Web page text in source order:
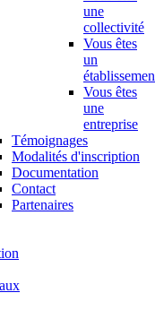
une
collectivité
Vous êtes
un
Vous êtes
une
entreprise
Témoignages
Modalités d'inscription
Documentation
Contact
Partenaires